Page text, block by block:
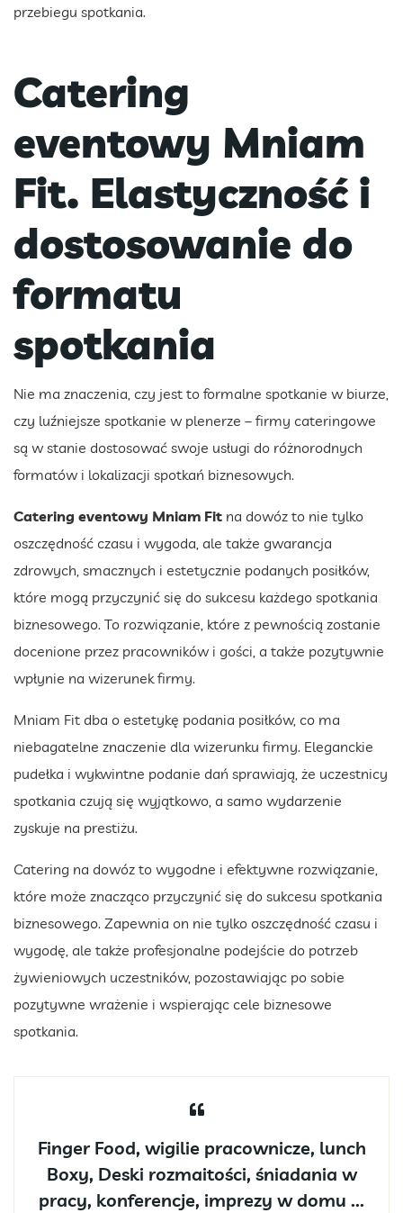
przebiegu spotkania.
Catering
eventowy Mniam
Fit. Elastyczność i
dostosowanie do
formatu
spotkania
Nie ma znaczenia, czy jest to formalne spotkanie w biurze,
czy luźniejsze spotkanie w plenerze – firmy cateringowe
są w stanie dostosować swoje usługi do różnorodnych
formatów i lokalizacji spotkań biznesowych.
Catering eventowy Mniam Fit na dowóz to nie tylko
oszczędność czasu i wygoda, ale także gwarancja
zdrowych, smacznych i estetycznie podanych posiłków,
które mogą przyczynić się do sukcesu każdego spotkania
biznesowego. To rozwiązanie, które z pewnością zostanie
docenione przez pracowników i gości, a także pozytywnie
wpłynie na wizerunek firmy.
Mniam Fit dba o estetykę podania posiłków, co ma
niebagatelne znaczenie dla wizerunku firmy. Eleganckie
pudełka i wykwintne podanie dań sprawiają, że uczestnicy
spotkania czują się wyjątkowo, a samo wydarzenie
zyskuje na prestiżu.
Catering na dowóz to wygodne i efektywne rozwiązanie,
które może znacząco przyczynić się do sukcesu spotkania
biznesowego. Zapewnia on nie tylko oszczędność czasu i
wygodę, ale także profesjonalne podejście do potrzeb
żywieniowych uczestników, pozostawiając po sobie
pozytywne wrażenie i wspierając cele biznesowe
spotkania.
Finger Food, wigilie pracownicze, lunch
Boxy, Deski rozmaitości, śniadania w
pracy, konferencje, imprezy w domu ...